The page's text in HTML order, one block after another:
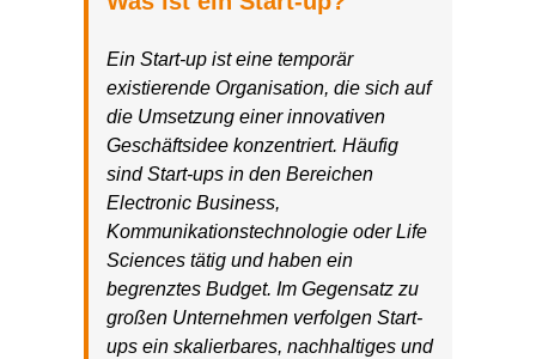
Ein Start-up ist eine temporär
existierende Organisation, die sich auf
die Umsetzung einer innovativen
Geschäftsidee konzentriert. Häufig
sind Start-ups in den Bereichen
Electronic Business,
Kommunikationstechnologie oder Life
Sciences tätig und haben ein
begrenztes Budget. Im Gegensatz zu
großen Unternehmen verfolgen Start-
ups ein skalierbares, nachhaltiges und